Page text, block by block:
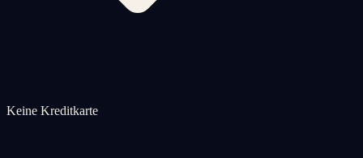
Keine Kreditkarte